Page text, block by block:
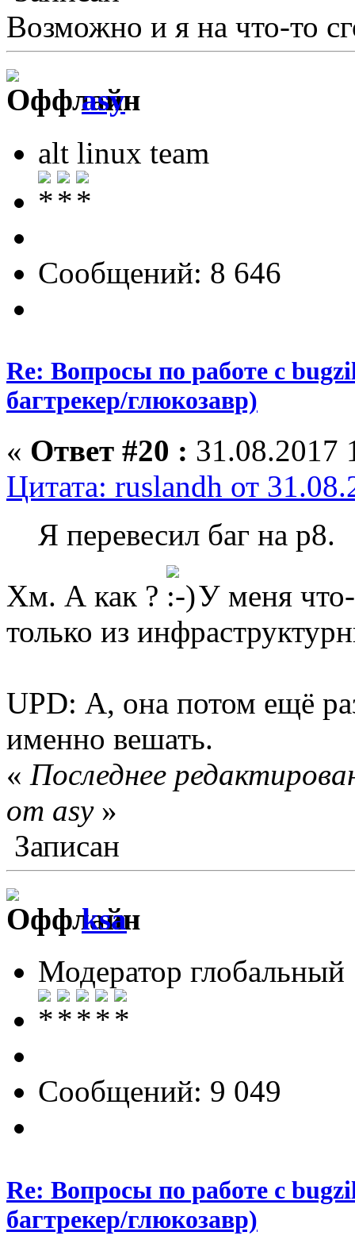
Возможно и я на что-то
asy
alt linux team
Сообщений: 8 646
Re: Вопросы по работе с
багтрекер/глюкозавр)
« Ответ #20 : 31.08.2017
Цитата: ruslandh от
Я перевесил баг на p8.
Хм. А как ?
У меня что-
только из
UPD: А, она потом ещё
именно вешать.
« Последнее
от asy»
Записан
ksa
Модератор глобальный
Сообщений: 9 049
Re: Вопросы по работе с
багтрекер/глюкозавр)